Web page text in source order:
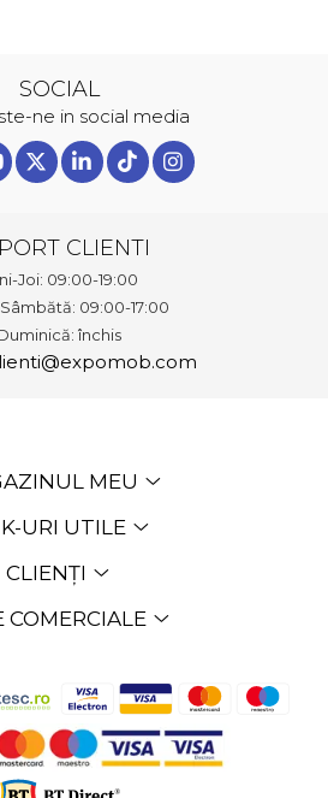
SOCIAL
ne in social media
CLIENTI
Joi: 09:00-19:00
09:00-17:00
închis
MEU
URI UTILE
CLIENȚI
COMERCIALE